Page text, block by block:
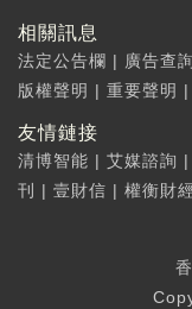
相關訊息
法定公告欄 | 廣告查詢
版權聲明 | 重要聲明 |
友情鏈接
清博智能 | 艾媒諮詢 |
刊
| 壹財信 | 權衡財經